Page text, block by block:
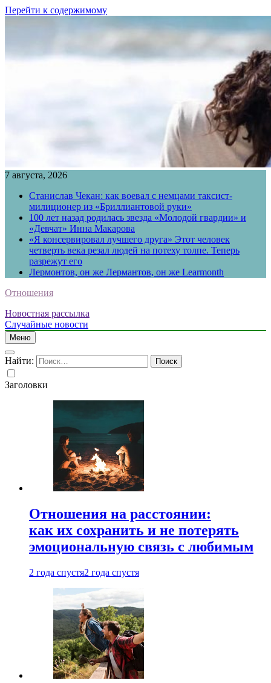
Перейти к содержимому
7 августа, 2026
Станислав Чекан: как воевал с немцами таксист-
милиционер из «Бриллиантовой руки»
100 лет назад родилась звезда «Молодой гвардии» и
«Девчат» Инна Макарова
«Я консервировал лучшего друга» Этот человек
четверть века резал людей на потеху толпе. Теперь
разрежут его
Лермонтов, он же Лермантов, он же Learmonth
Отношения
Новостная рассылка
Случайные новости
Меню
Найти:
Заголовки
Отношения на расстоянии:
как их сохранить и не потерять
эмоциональную связь с любимым
2 года спустя2 года спустя